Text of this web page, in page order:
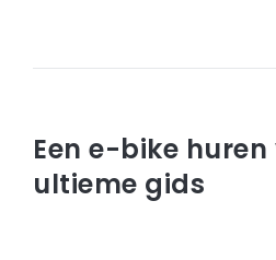
Een e-bike huren
ultieme gids